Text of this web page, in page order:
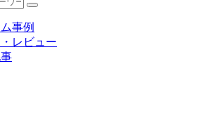
事例
レビュー